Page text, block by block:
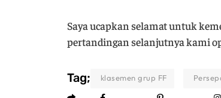
Saya ucapkan selamat untuk
pertandingan selanjutnya kami
Tag; klasemen grup FF